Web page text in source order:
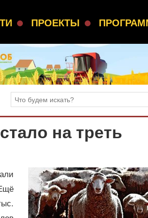
ПРОЕКТЫ
на треть